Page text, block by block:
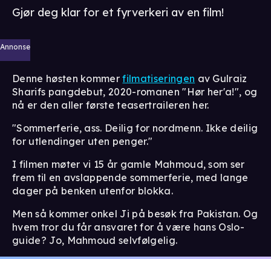
Gjør deg klar for et fyrverkeri av en film!
Annonse
Denne høsten kommerfilmatiseringen av Gulraiz
Sharifs pangdebut, 2020-romanen "Hør her'a!", og
nå er den aller første teasertraileren her.
"Sommerferie, ass. Deilig for nordmenn. Ikke deilig
for utlendinger uten penger."
I filmen møter vi 15 år gamle Mahmoud, som ser
frem til en avslappende sommerferie, med lange
dager på benken utenfor blokka.
Men så kommer onkel Ji på besøk fra Pakistan. Og
hvem tror du får ansvaret for å være hans Oslo-
guide? Jo, Mahmoud selvfølgelig.